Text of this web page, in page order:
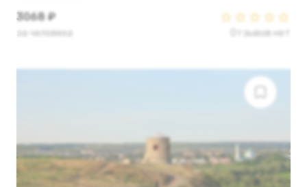
3068 ₽
за человека Отзывов нет